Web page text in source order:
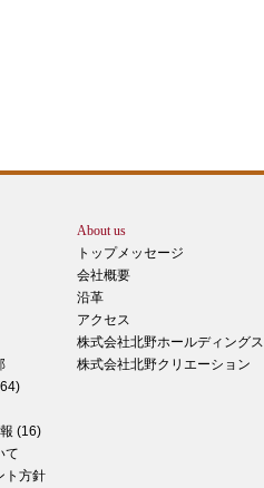
にちは！北野エー
す。 いきなりで
か？ ヒントは
です！ はんぺ
。リバースカー
いピザなんで
ザ、紹介いたしま
のばしピザ マ
ジナル商品のピ
いってもこの形！
一緒に素敵なティ
(16)
て
ト方針
About us
トップメッセージ
会社概要
沿革
アクセス
株式会社北野ホールディングス
株式会社北野クリエーション